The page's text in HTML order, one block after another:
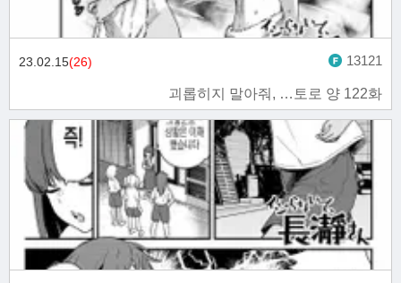
괴롭히지 말아줘, …토로 양 122화
23.02.15(26) 13121